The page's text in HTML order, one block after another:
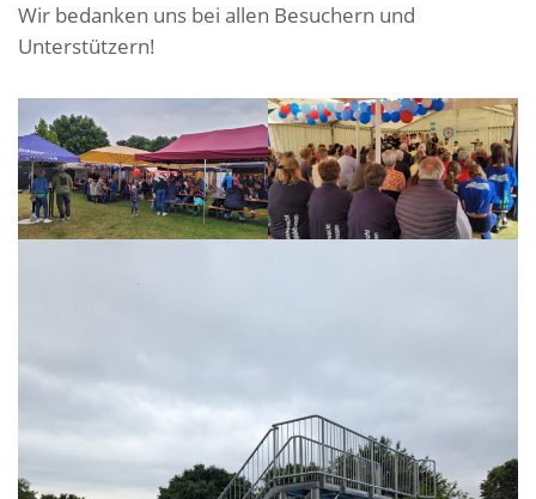
Wir bedanken uns bei allen Besuchern und
Unterstützern!